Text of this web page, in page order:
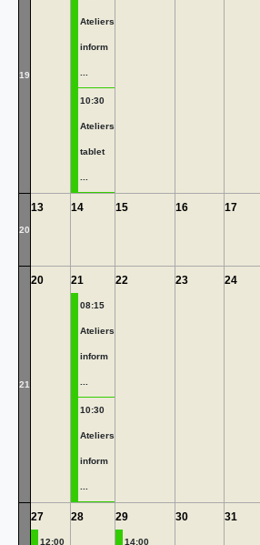
19
Ateliers
inform
10:30
Ateliers
tablet
20
13 14 15 16 17
21
20 21
08:15
Ateliers
inform
10:30
Ateliers
inform
22 23 24
27
12:00
28 29
14:00
30 31